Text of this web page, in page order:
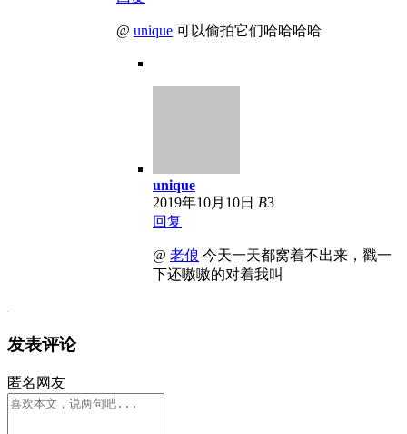
@ unique 可以偷拍它们哈哈哈哈
unique
2019年10月10日 B3
回复
@ 老俍 今天一天都窝着不出来，戳一
下还嗷嗷的对着我叫
发表评论
匿名网友